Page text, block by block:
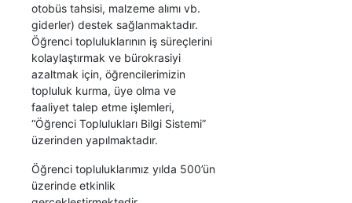
otobüs tahsisi, malzeme alımı vb.
giderler) destek sağlanmaktadır.
Öğrenci topluluklarının iş süreçlerini
kolaylaştırmak ve bürokrasiyi
azaltmak için, öğrencilerimizin
topluluk kurma, üye olma ve
faaliyet talep etme işlemleri,
“Öğrenci Toplulukları Bilgi Sistemi”
üzerinden yapılmaktadır.
Öğrenci topluluklarımız yılda 500’ün
üzerinde etkinlik